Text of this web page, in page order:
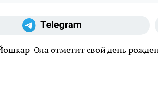
Ола отметит свой день